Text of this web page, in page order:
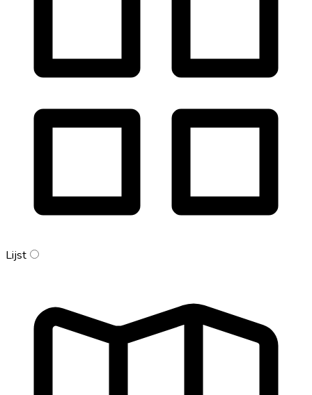
Lijst